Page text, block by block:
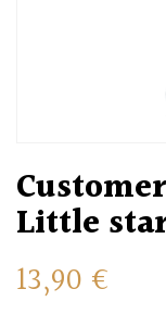
Little
13,90 €